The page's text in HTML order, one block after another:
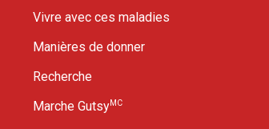
Vivre avec ces maladies
Manières de donner
Recherche
Marche GutsyMC